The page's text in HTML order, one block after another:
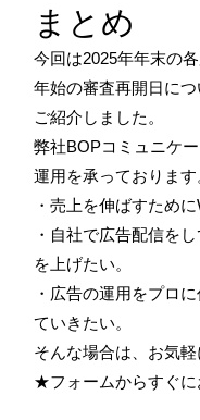
まとめ
今回は2025年年末の
年始の審査再開日につ
ご紹介しました。
弊社BOPコミュニケ
運用を承っております
・売上を伸ばすため
・自社で広告配信を
を上げたい。
・広告の運用をプロ
ていきたい。
そんな場合は、お気
★フォームからすぐに